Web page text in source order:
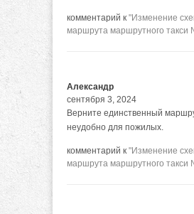
комментарий к "Изменение
маршрута маршрутного такси
Александр
сентября 3, 2024
Верните единственный
неудобно для пожилых.
комментарий к "Изменение
маршрута маршрутного такси